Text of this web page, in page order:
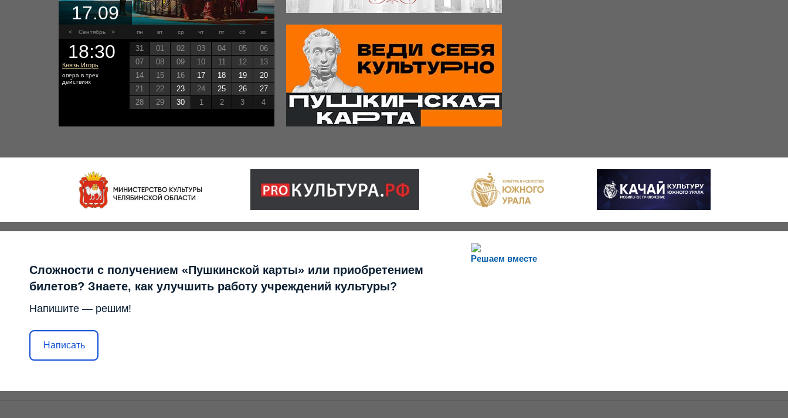
< Сентябрь > пн вт ср чт пт сб вс
31 01 02 03 04 05
06
07
08 09 10 11 12
13
14
15 16 17 18 19
20
21
22 23 24 25 26
27
28
29 30 1 2 3 4
17.09
18:30
Князь Игорь
опера в трех
действиях
Решаем вместе
Сложности с получением «Пушкинской карты» или приобретением
билетов? Знаете, как улучшить работу учреждений культуры?
Напишите — решим!
Написать